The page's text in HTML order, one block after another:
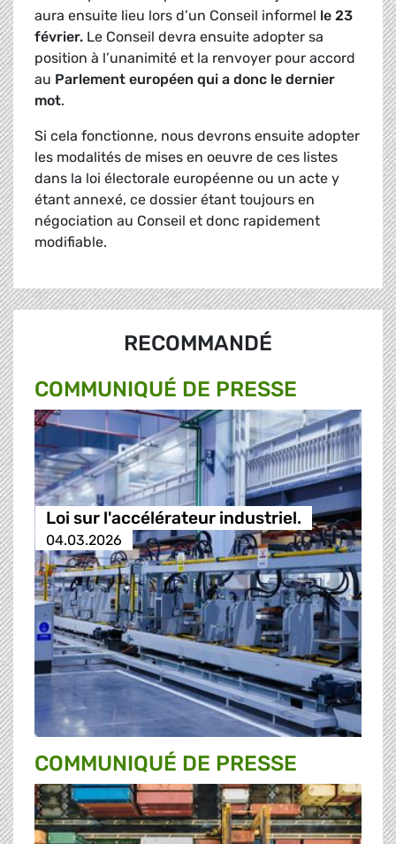
aura ensuite lieu lors d’un Conseil informel le 23
février. Le Conseil devra ensuite adopter sa
position à l’unanimité et la renvoyer pour accord
au Parlement européen qui a donc le dernier
mot.
Si cela fonctionne, nous devrons ensuite adopter
les modalités de mises en oeuvre de ces listes
dans la loi électorale européenne ou un acte y
étant annexé, ce dossier étant toujours en
négociation au Conseil et donc rapidement
modifiable.
RECOMMANDÉ
COMMUNIQUÉ DE PRESSE
Loi sur l'accélérateur industriel.
04.03.2026
COMMUNIQUÉ DE PRESSE